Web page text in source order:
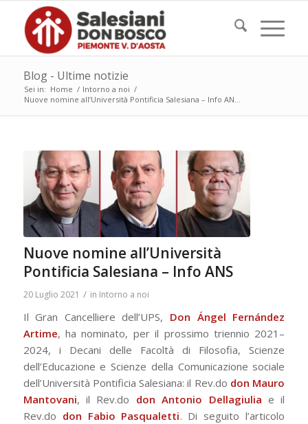
Blog - Ultime notizie
Sei in: Home / Intorno a noi /
Nuove nomine all’Università Pontificia Salesiana – Info AN...
Nuove nomine all’Università
Pontificia Salesiana – Info ANS
20 Luglio 2021 / in Intorno a noi
Il Gran Cancelliere dell’UPS, Don Ángel Fernández
Artime, ha nominato, per il prossimo triennio 2021–
2024, i Decani delle Facoltà di Filosofia, Scienze
dell’Educazione e Scienze della Comunicazione sociale
dell’Università Pontificia Salesiana: il Rev.do don Mauro
Mantovani, il Rev.do don Antonio Dellagiulia e il
Rev.do don Fabio Pasqualetti. Di seguito l’articolo